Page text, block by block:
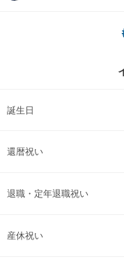
誕生日
還暦祝い
退職・定年退職祝い
産休祝い